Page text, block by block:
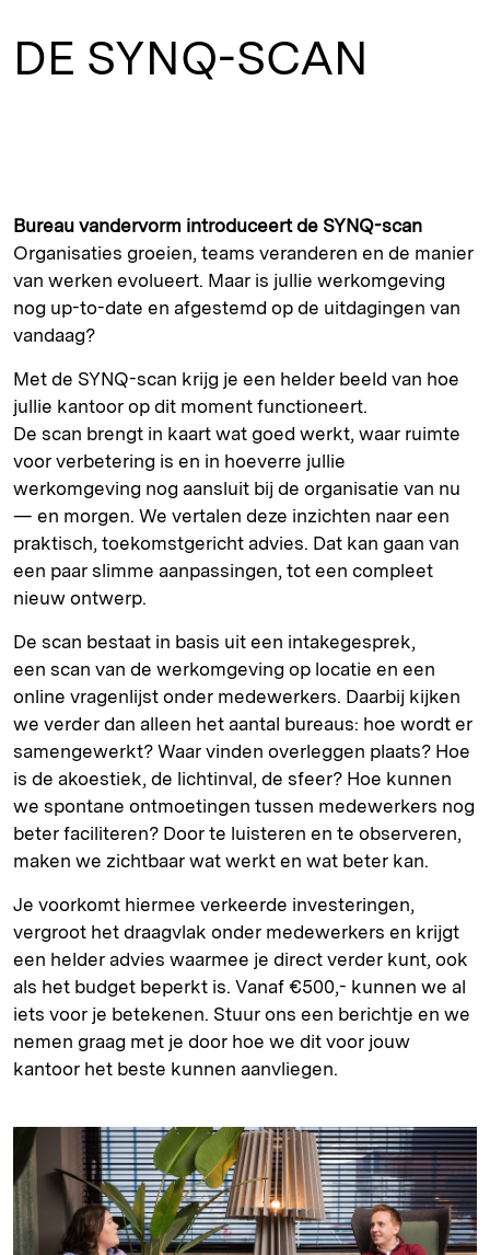
DE SYNQ-SCAN
Bureau vandervorm introduceert de SYNQ-scan
Organisaties groeien, teams veranderen en de manier
van werken evolueert. Maar is jullie werkomgeving
nog up-to-date en afgestemd op de uitdagingen van
vandaag?
Met de SYNQ-scan krijg je een helder beeld van hoe
jullie kantoor op dit moment functioneert.
De scan brengt in kaart wat goed werkt, waar ruimte
voor verbetering is en in hoeverre jullie
werkomgeving nog aansluit bij de organisatie van nu
— en morgen. We vertalen deze inzichten naar een
praktisch, toekomstgericht advies. Dat kan gaan van
een paar slimme aanpassingen, tot een compleet
nieuw ontwerp.
De scan bestaat in basis uit een intakegesprek,
een scan van de werkomgeving op locatie en een
online vragenlijst onder medewerkers. Daarbij kijken
we verder dan alleen het aantal bureaus: hoe wordt er
samengewerkt? Waar vinden overleggen plaats? Hoe
is de akoestiek, de lichtinval, de sfeer? Hoe kunnen
we spontane ontmoetingen tussen medewerkers nog
beter faciliteren? Door te luisteren en te observeren,
maken we zichtbaar wat werkt en wat beter kan.
Je voorkomt hiermee verkeerde investeringen,
vergroot het draagvlak onder medewerkers en krijgt
een helder advies waarmee je direct verder kunt, ook
als het budget beperkt is. Vanaf €500,- kunnen we al
iets voor je betekenen. Stuur ons een berichtje en we
nemen graag met je door hoe we dit voor jouw
kantoor het beste kunnen aanvliegen.